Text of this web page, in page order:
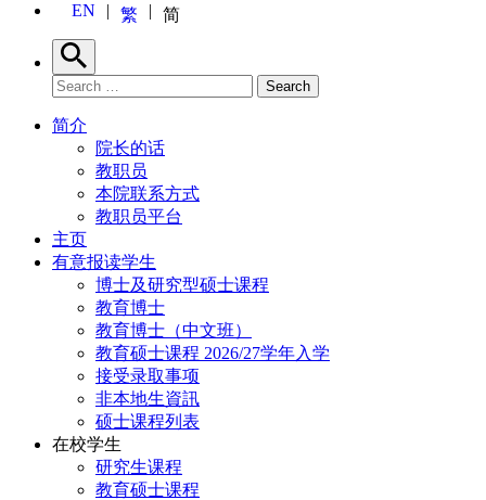
EN 繁 简
Search
Search for: Search
简介
院长的话
教职员
本院联系方式
教职员平台
主页
有意报读学生
博士及研究型硕士课程
教育博士
教育博士（中文班）
教育硕士课程 2026/27学年入学
接受录取事项
非本地生資訊
硕士课程列表
在校学生
研究生课程
教育硕士课程